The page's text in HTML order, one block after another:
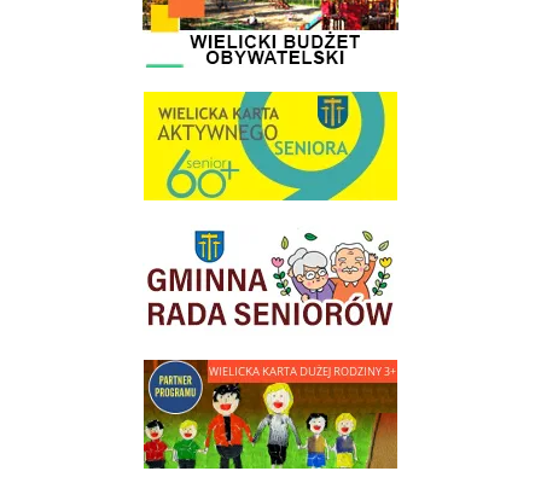
link do strony Wielicka Karta Aktywnego Seniora
link do strony Gminnej Rady Seniorow - Wieliczka
link do strony - Wielicka Karta Dużej Rodziny